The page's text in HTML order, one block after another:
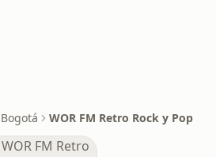
Bogotá WOR FM Retro Rock y Pop